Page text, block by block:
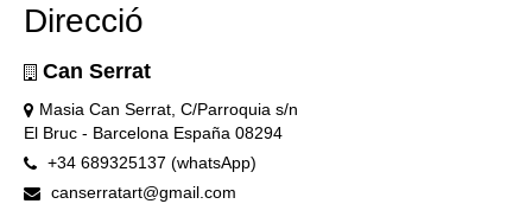
Direcció
Can Serrat
Masia Can Serrat, C/Parroquia s/n
El Bruc - Barcelona España 08294
+34 689325137 (whatsApp)
canserratart@gmail.com